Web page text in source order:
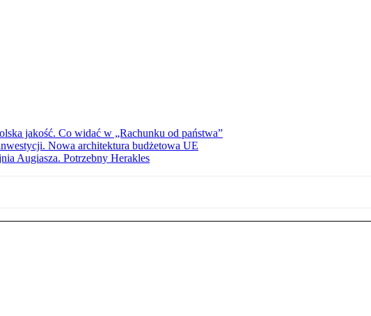
jakość. Co widać w „Rachunku od państwa”
Nowa architektura budżetowa UE
Augiasza. Potrzebny Herakles